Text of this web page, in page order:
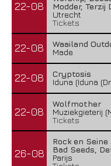
22-08
Modder, Terzij
Utrecht
Tickets
22-08
Waailand
Made
22-08
Cryptosis
Iduna (Iduna
22-08
Wolfmother
Muziekgieterij
Tickets
26-08
Rock en
Bad Seeds,
Parijs